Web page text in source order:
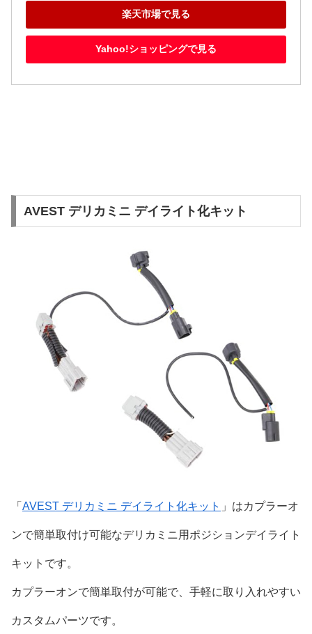
楽天市場で見る
Yahoo!ショッピングで見る
AVEST デリカミニ デイライト化キット
「 AVEST デリカミニ デイライト化キット 」はカプラーオ
ンで簡単取付け可能なデリカミニ用ポジションデイライト
キットです。
カプラーオンで簡単取付が可能で、手軽に取り入れやすい
カスタムパーツです。